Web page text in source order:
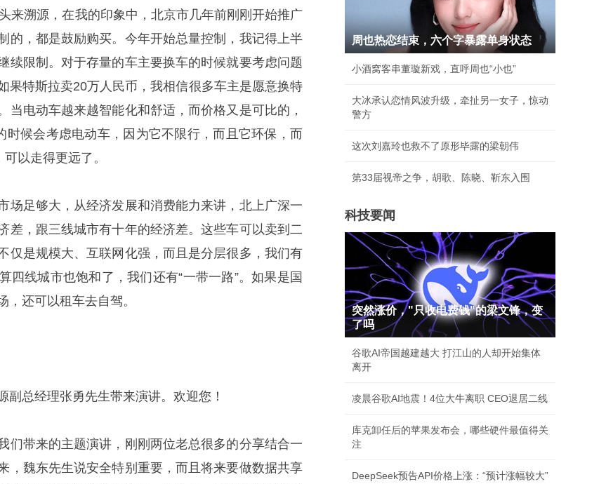
来溯源，在我的印象中，北京市几年前刚刚开始推广
的，都是鼓励购买。今年开始总量控制，我记得上半
续限制。对于存量的车主要换车的时候就要考虑问题
果特斯拉卖20万人民币，我相信很多车主是愿意换特
当电动车越来越智能化和舒适，而价格又是可比的，
时候会考虑电动车，因为它不限行，而且它环保，而
以走得更远了。
场足够大，从经济发展和消费能力来讲，北上广深一
差，跟三线城市有十年的经济差。这些车可以卖到二
仅是规模大、互联网化强，而且是分层很多，我们有
四线城市也饱和了，我们还有“一带一路”。如果是国
，还可以租车去自驾。
副总经理张勇先生带来演讲。欢迎您！
们带来的主题演讲，刚刚两位老总很多的分享结合一
，魏东先生说安全特别重要，而且将来要做数据共享
周也热恋结束，六个字暴露单身状态
小酒窝客串董璇新戏，直呼周也“小也”
大冰承认恋情风波升级，牵扯另一女子，惊动
警方
这次刘嘉玲也救不了原形毕露的梁朝伟
第33届视帝之争，胡歌、陈晓、靳东入围
科技要闻
突然涨价，"只收电费钱"的梁文锋，变
了吗
谷歌AI帝国越建越大 打江山的人却开始集体
离开
凌晨谷歌AI地震！4位大牛离职 CEO退居二线
库克卸任后的苹果发布会，哪些硬件最值得关
注
DeepSeek预告API价格上涨：“预计涨幅较大”